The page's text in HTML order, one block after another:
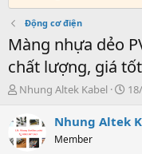
Động cơ điện
Màng nhựa dẻo
chất lượng, giá tốt
T
r
e
a
Nhung Altek Kabel
N
à
Nhung Altek
Member